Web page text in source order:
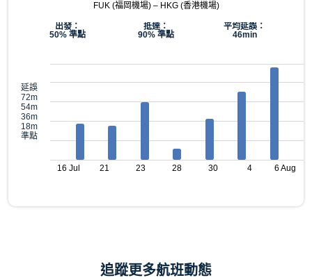
FUK (福岡機場) – HKG (香港機場)
出發：
50% 準點
抵達：
90% 準點
平均延誤：
46min
延誤
72m
54m
36m
18m
準點
16 Jul 21 23 28 30 4 6 Aug
追蹤更多航班動態